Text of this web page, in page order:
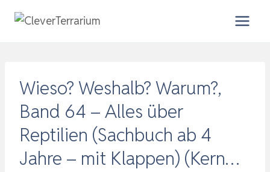
Inhalt
Wieso? Weshalb? Warum?,
Band 64 – Alles über
Reptilien (Sachbuch ab 4
Jahre – mit Klappen) (Kern…